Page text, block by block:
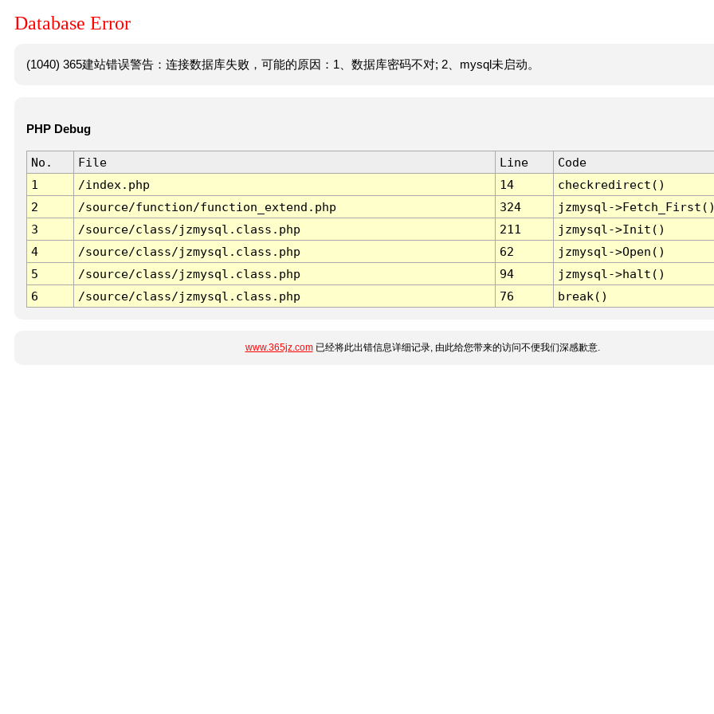
Database Error
(1040) 365建站错误警告：连接数据库失败，可能的原因：1、数据库密码不对; 2、mysql未启动。
PHP Debug
No. File Line
Code
1
/index.php 14
checkredirect()
2
/source/function/function_extend.php 324
jzmysql-
3
/source/class/jzmysql.class.php 211
jzmysql->Init()
4
/source/class/jzmysql.class.php 62
jzmysql->Open()
5
/source/class/jzmysql.class.php 94
jzmysql->halt()
6
/source/class/jzmysql.class.php 76 break()
www.365jz.com已经将此出错信息详细记录, 由此给您带来的访问不便我们深感歉意.